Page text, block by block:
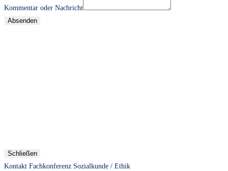
Kommentar oder Nachricht
Absenden
Schließen
Kontakt Fachkonferenz Sozialkunde / Ethik